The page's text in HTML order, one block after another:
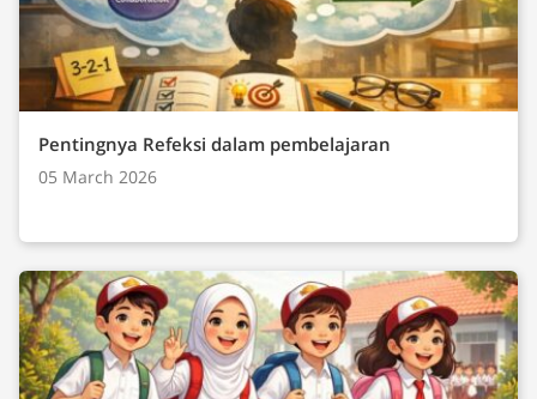
Pentingnya Refeksi dalam pembelajaran
05 March 2026